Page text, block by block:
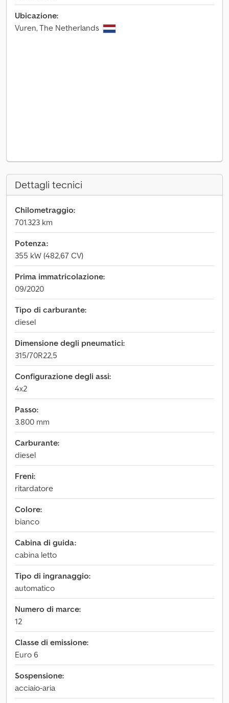
Ubicazione:
Vuren, The Netherlands
Dettagli tecnici
Chilometraggio:
701.323 km
Potenza:
355 kW (482,67 CV)
Prima immatricolazione:
09/2020
Tipo di carburante:
diesel
Dimensione degli pneumatici:
315/70R22,5
Configurazione degli assi:
4x2
Passo:
3.800 mm
Carburante:
diesel
Freni:
ritardatore
Colore:
bianco
Cabina di guida:
cabina letto
Tipo di ingranaggio:
automatico
Numero di marce:
12
Classe di emissione:
Euro 6
Sospensione:
acciaio-aria